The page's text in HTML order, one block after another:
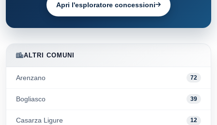
ALTRI COMUNI
Arenzano 72
Bogliasco 39
Casarza Ligure 12
Apri l'esploratore concessioni